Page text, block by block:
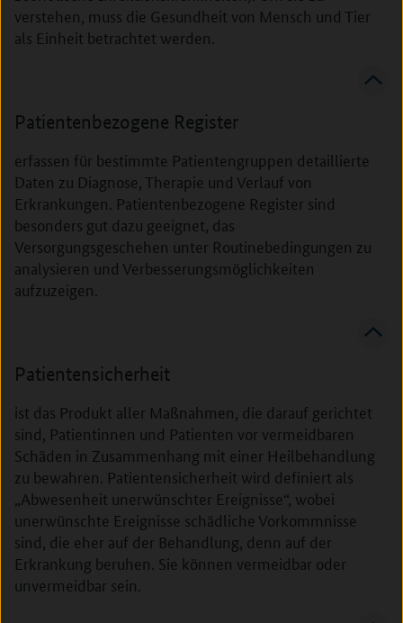
verstehen, muss die Gesundheit von Mensch und Tier
als Einheit betrachtet werden.
Patientenbezogene Register
erfassen für bestimmte Patientengruppen detaillierte
Daten zu Diagnose, Therapie und Verlauf von
Erkrankungen. Patientenbezogene Register sind
besonders gut dazu geeignet, das
Versorgungsgeschehen unter Routinebedingungen zu
analysieren und Verbesserungsmöglichkeiten
aufzuzeigen.
Patientensicherheit
ist das Produkt aller Maßnahmen, die darauf gerichtet
sind, Patientinnen und Patienten vor vermeidbaren
Schäden in Zusammenhang mit einer Heilbehandlung
zu bewahren. Patientensicherheit wird definiert als
„Abwesenheit unerwünschter Ereignisse“, wobei
unerwünschte Ereignisse schädliche Vorkommnisse
sind, die eher auf der Behandlung, denn auf der
Erkrankung beruhen. Sie können vermeidbar oder
unvermeidbar sein.